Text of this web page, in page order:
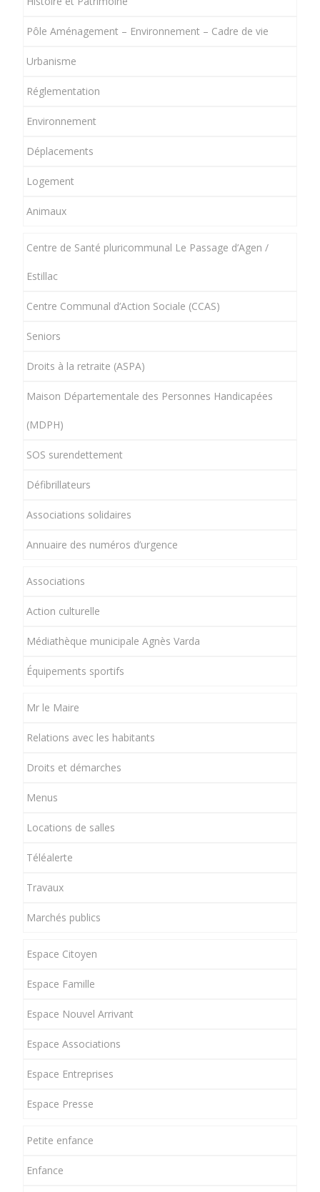
Pôle Aménagement – Environnement – Cadre de vie
Urbanisme
Réglementation
Environnement
Déplacements
Logement
Animaux
Centre de Santé pluricommunal Le Passage d’Agen /
Estillac
Centre Communal d’Action Sociale (CCAS)
Seniors
Droits à la retraite (ASPA)
Maison Départementale des Personnes Handicapées
(MDPH)
SOS surendettement
Défibrillateurs
Associations solidaires
Annuaire des numéros d’urgence
Associations
Action culturelle
Médiathèque municipale Agnès Varda
Équipements sportifs
Mr le Maire
Relations avec les habitants
Droits et démarches
Menus
Locations de salles
Téléalerte
Travaux
Marchés publics
Espace Citoyen
Espace Famille
Espace Nouvel Arrivant
Espace Associations
Espace Entreprises
Espace Presse
Petite enfance
Enfance